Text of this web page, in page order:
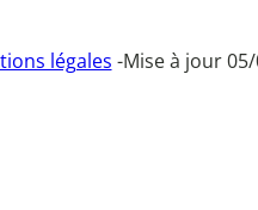
légales -Mise à jour